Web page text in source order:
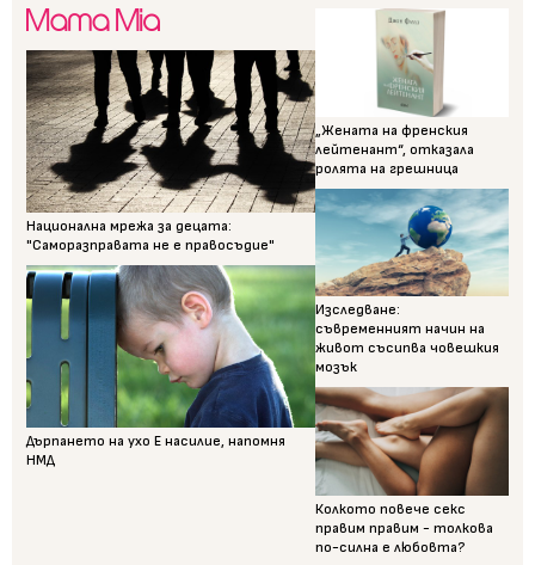
Национална мрежа за децата:
"Саморазправата не е правосъдие"
Дърпането на ухо Е насилие, напомня
НМД
„Жената на френския
лейтенант“, отказала
ролята на грешница
Изследване:
съвременният начин на
живот съсипва човешкия
мозък
Колкото повече секс
правим правим - толкова
по-силна е любовта?